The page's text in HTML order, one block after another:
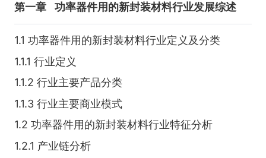
第一章 功率器件用的新封装材料行业发展综述
1.1 功率器件用的新封装材料行业定义及分类
1.1.1 行业定义
1.1.2 行业主要产品分类
1.1.3 行业主要商业模式
1.2 功率器件用的新封装材料行业特征分析
1.2.1 产业链分析